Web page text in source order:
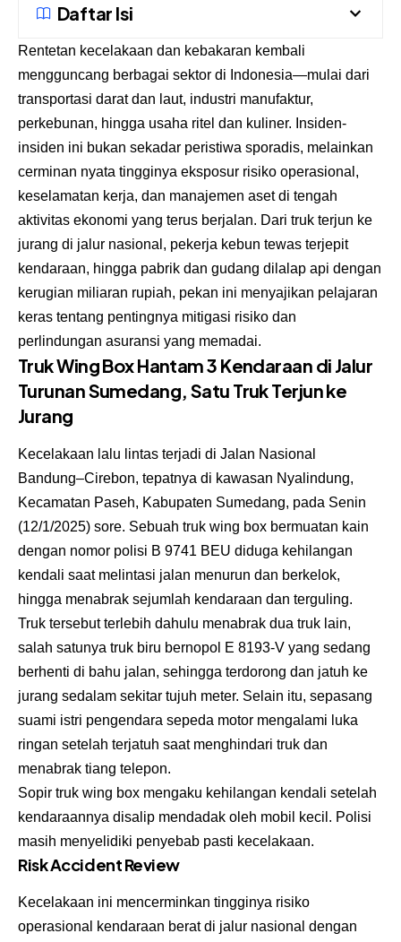
Daftar Isi
Rentetan kecelakaan dan kebakaran kembali
mengguncang berbagai sektor di Indonesia—mulai dari
transportasi darat dan laut, industri manufaktur,
perkebunan, hingga usaha ritel dan kuliner. Insiden-
insiden ini bukan sekadar peristiwa sporadis, melainkan
cerminan nyata tingginya eksposur risiko operasional,
keselamatan kerja, dan manajemen aset di tengah
aktivitas ekonomi yang terus berjalan. Dari truk terjun ke
jurang di jalur nasional, pekerja kebun tewas terjepit
kendaraan, hingga pabrik dan gudang dilalap api dengan
kerugian miliaran rupiah, pekan ini menyajikan pelajaran
keras tentang pentingnya mitigasi risiko dan
perlindungan asuransi yang memadai.
Truk Wing Box Hantam 3 Kendaraan di Jalur
Turunan Sumedang, Satu Truk Terjun ke
Jurang
Kecelakaan lalu lintas terjadi di Jalan Nasional
Bandung–Cirebon, tepatnya di kawasan Nyalindung,
Kecamatan Paseh, Kabupaten Sumedang, pada Senin
(12/1/2025) sore. Sebuah truk wing box bermuatan kain
dengan nomor polisi B 9741 BEU diduga kehilangan
kendali saat melintasi jalan menurun dan berkelok,
hingga menabrak sejumlah kendaraan dan terguling.
Truk tersebut terlebih dahulu menabrak dua truk lain,
salah satunya truk biru bernopol E 8193-V yang sedang
berhenti di bahu jalan, sehingga terdorong dan jatuh ke
jurang sedalam sekitar tujuh meter. Selain itu, sepasang
suami istri pengendara sepeda motor mengalami luka
ringan setelah terjatuh saat menghindari truk dan
menabrak tiang telepon.
Sopir truk wing box mengaku kehilangan kendali setelah
kendaraannya disalip mendadak oleh mobil kecil. Polisi
masih menyelidiki penyebab pasti kecelakaan.
Risk Accident Review
Kecelakaan ini mencerminkan tingginya risiko
operasional kendaraan berat di jalur nasional dengan